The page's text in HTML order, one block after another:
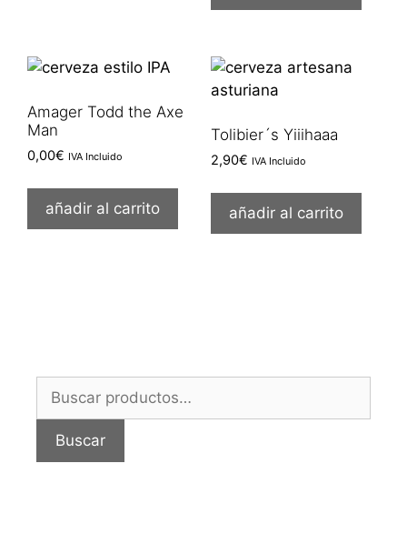
Amager Todd the Axe
Man
0,00€ IVA Incluido
añadir al carrito
Tolibier´s Yiiihaaa
2,90€ IVA Incluido
añadir al carrito
Buscar
Buscar